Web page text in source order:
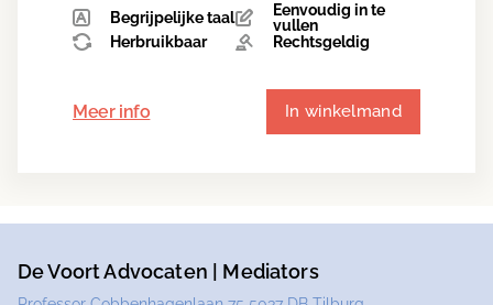
Begrijpelijke taal
Eenvoudig in te
vullen
Herbruikbaar
Rechtsgeldig
Meer info In winkelmand
De Voort Advocaten | Mediators